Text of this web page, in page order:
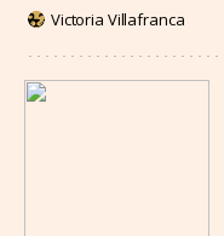
Victoria Villafranca